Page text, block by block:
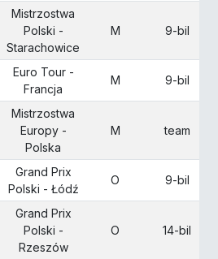
Mistrzostwa
Polski -
Starachowice
M 9-bil
Euro Tour -
Francja
M 9-bil
Mistrzostwa
Europy -
Polska
M team
Grand Prix
Polski - Łódź
O 9-bil
Grand Prix
Polski -
Rzeszów
O 14-bil